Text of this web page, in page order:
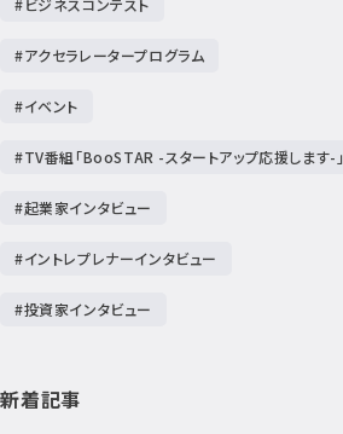
#ビジネスコンテスト
#アクセラレータープログラム
#イベント
#TV番組「BooSTAR -スタートアップ応援します-」
#起業家インタビュー
#イントレプレナーインタビュー
#投資家インタビュー
新着記事